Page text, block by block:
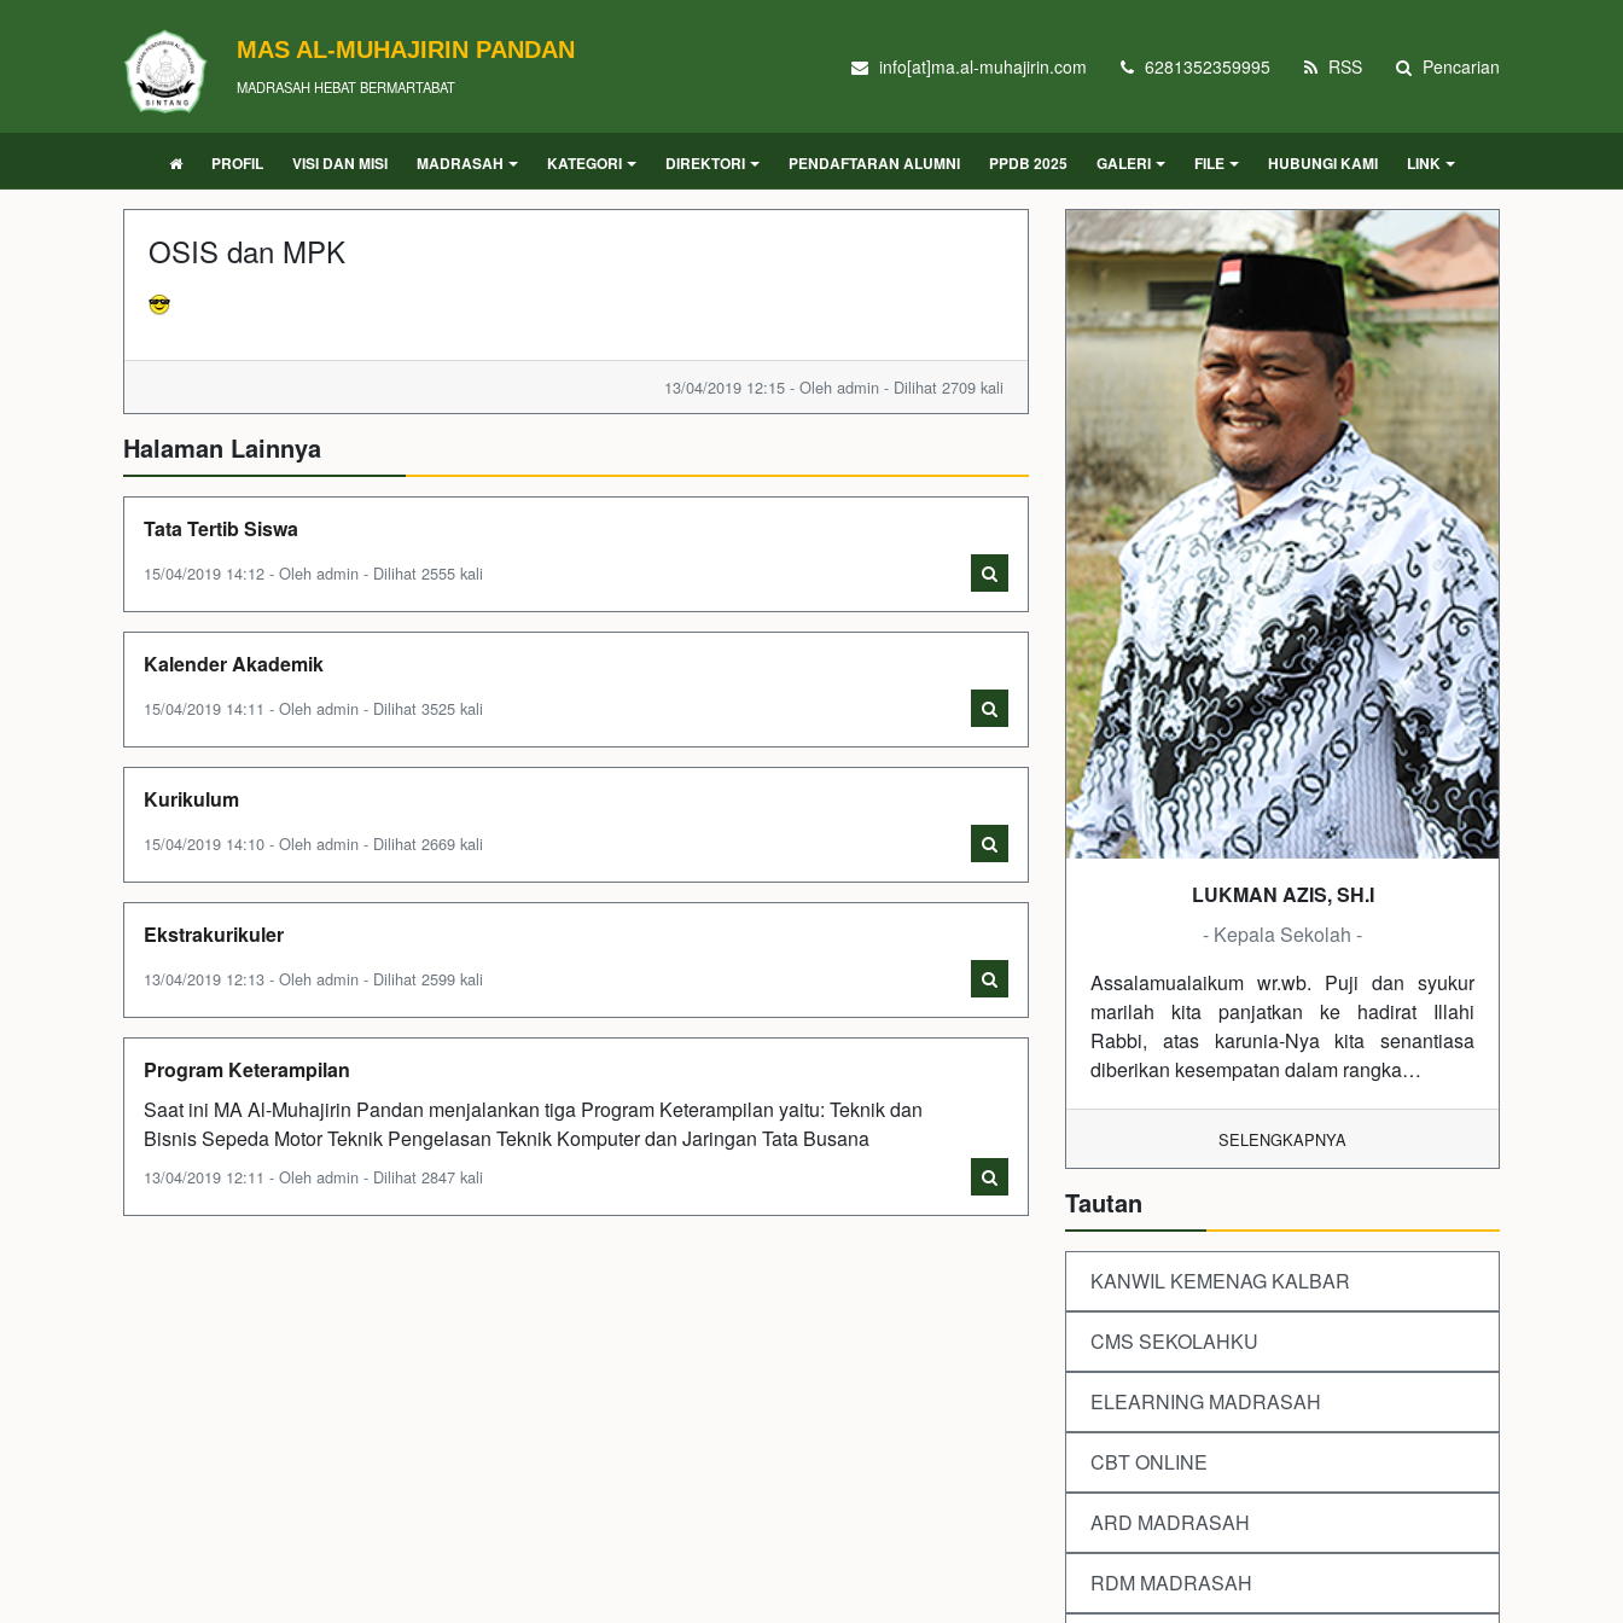
MAS AL-MUHAJIRIN PANDAN
MADRASAH HEBAT BERMARTABAT
info[at]ma.al-muhajirin.com 6281352359995 RSS Pencarian
PROFIL VISI DAN MISI MADRASAH KATEGORI DIREKTORI PENDAFTARAN ALUMNI PPDB 2025 GALERI FILE HUBUNGI KAMI LINK
OSIS dan MPK
13/04/2019 12:15 - Oleh admin - Dilihat 2709 kali
Halaman Lainnya
Tata Tertib Siswa
15/04/2019 14:12 - Oleh admin - Dilihat 2555 kali
Kalender Akademik
15/04/2019 14:11 - Oleh admin - Dilihat 3525 kali
Kurikulum
15/04/2019 14:10 - Oleh admin - Dilihat 2669 kali
Ekstrakurikuler
13/04/2019 12:13 - Oleh admin - Dilihat 2599 kali
Program Keterampilan
Saat ini MA Al-Muhajirin Pandan menjalankan tiga Program Keterampilan yaitu: Teknik dan
Bisnis Sepeda Motor Teknik Pengelasan Teknik Komputer dan Jaringan Tata Busana
13/04/2019 12:11 - Oleh admin - Dilihat 2847 kali
LUKMAN AZIS, SH.I
- Kepala Sekolah -
Assalamualaikum wr.wb. Puji dan syukur
marilah kita panjatkan ke hadirat Illahi
Rabbi, atas karunia-Nya kita senantiasa
diberikan kesempatan dalam rangka…
SELENGKAPNYA
Tautan
KANWIL KEMENAG KALBAR
CMS SEKOLAHKU
ELEARNING MADRASAH
CBT ONLINE
ARD MADRASAH
RDM MADRASAH